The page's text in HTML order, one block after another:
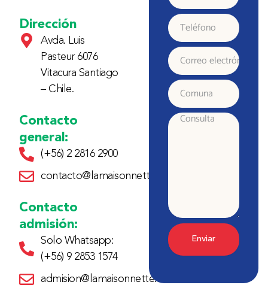
Dirección
Avda. Luis
Pasteur 6076
Vitacura Santiago
– Chile.
Contacto
general:
(+56) 2 2816 2900
contacto@lamaisonnette.cl
Contacto
admisión:
Solo Whatsapp:
(+56) 9 2853 1574
admision@lamaisonnette.cl
y
Apellido
Teléfono
Correo
electrónico
Comuna
Consulta
Enviar